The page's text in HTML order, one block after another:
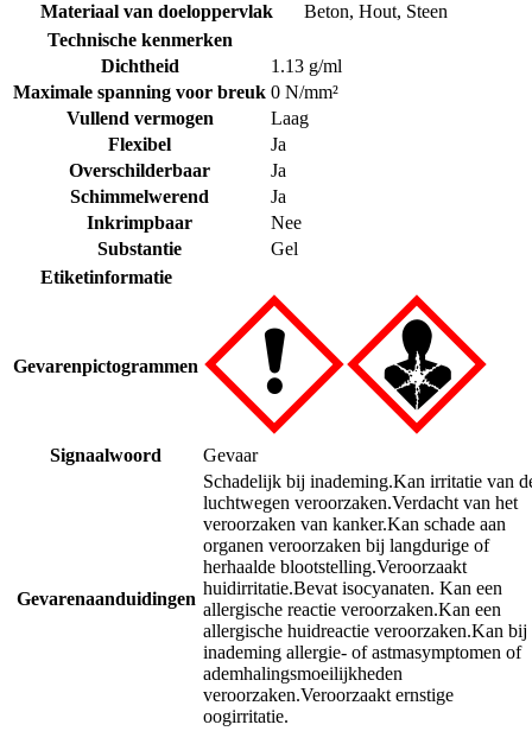
Materiaal van doeloppervlak
Beton, Hout, Steen
Technische kenmerken
Dichtheid
1.13 g/ml
Maximale spanning voor breuk 0 N/mm²
Vullend vermogen
Laag
Flexibel
Ja
Overschilderbaar
Ja
Schimmelwerend
Ja
Inkrimpbaar
Nee
Substantie
Gel
Etiketinformatie
Gevarenpictogrammen
Signaalwoord Gevaar
Gevarenaanduidingen
Schadelijk bij inademing.Kan irritatie van
luchtwegen veroorzaken.Verdacht van het
veroorzaken van kanker.Kan schade aan
organen veroorzaken bij langdurige of
herhaalde blootstelling.Veroorzaakt
huidirritatie.Bevat isocyanaten. Kan een
allergische reactie veroorzaken.Kan een
allergische huidreactie veroorzaken.Kan bij
inademing allergie- of astmasymptomen of
ademhalingsmoeilijkheden
veroorzaken.Veroorzaakt ernstige
oogirritatie.